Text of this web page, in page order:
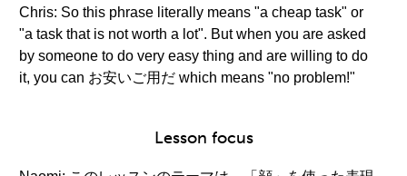
Chris: So this phrase literally means "a cheap task" or
"a task that is not worth a lot". But when you are asked
by someone to do very easy thing and are willing to do
it, you can お安いご用だ which means "no problem!"
Lesson focus